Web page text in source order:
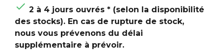
 2 à 4 jours ouvrés * (selon la disponibilité
des stocks). En cas de rupture de stock,
nous vous prévenons du délai
supplémentaire à prévoir.